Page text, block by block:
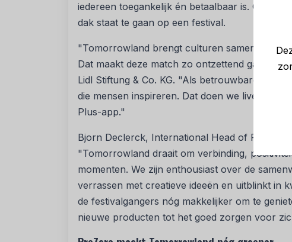
iedereen toegankelijk én betaalbaar is. Of je
dak staat te gaan op een festival.
"Tomorrowland brengt culturen samen met
Dat maakt deze match zo ontzettend gaaf,"
Lidl Stiftung & Co. KG. "Als betrouwbare
die mensen inspireren. Dat doen we live op
Plus-app."
Bjorn Declerck, International Head of
"Tomorrowland draait om verbinding,
momenten. We zijn enthousiast over de
verrassen met creatieve ideeën en uitblinkt in
de festivalgangers nóg makkelijker om te
nieuwe producten tot het goed zorgen voor